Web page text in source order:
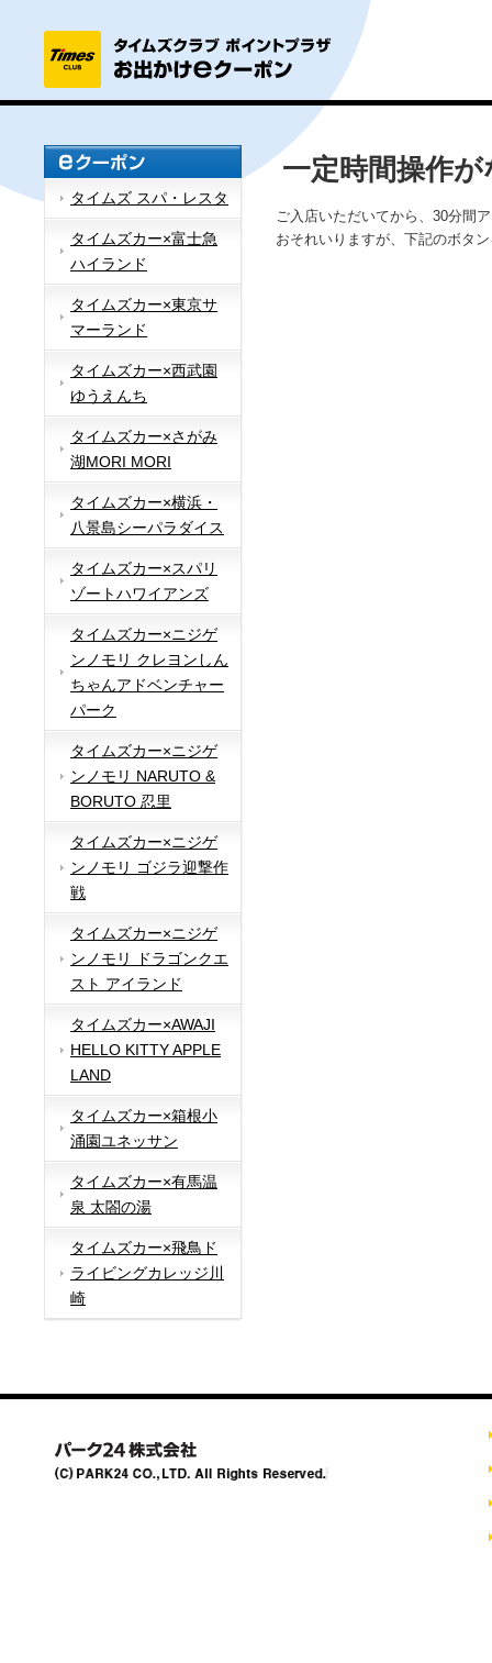
タイムズ スパ・レスタ
タイムズカー×富士急
ハイランド
タイムズカー×東京サ
マーランド
タイムズカー×西武園
ゆうえんち
タイムズカー×さがみ
湖MORI MORI
タイムズカー×横浜・
八景島シーパラダイス
タイムズカー×スパリ
ゾートハワイアンズ
タイムズカー×ニジゲ
ンノモリ クレヨンしん
ちゃんアドベンチャー
パーク
タイムズカー×ニジゲ
ンノモリ NARUTO &
BORUTO 忍里
タイムズカー×ニジゲ
ンノモリ ゴジラ迎撃作
戦
タイムズカー×ニジゲ
ンノモリ ドラゴンクエ
スト アイランド
タイムズカー×AWAJI
HELLO KITTY APPLE
LAND
タイムズカー×箱根小
涌園ユネッサン
タイムズカー×有馬温
泉 太閤の湯
タイムズカー×飛鳥ド
ライビングカレッジ川
崎
一定時間操作
ご入店いただいてから、30分間
おそれいりますが、下記のボタ